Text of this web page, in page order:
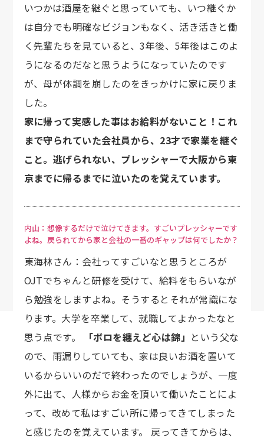
いつかは酒屋を継ぐと思っていても、いつ継ぐか
は自分でも明確なビジョンもなく、活き活きと働
く先輩たちを見ていると、3年後、5年後はこのよ
うになるのだなと思うようになっていたのです
が、母が体調を崩したのをきっかけに家に戻りま
した。
家に帰って実感した事はお給料がないこと！これ
まで守られていた会社員から、23才で家業を継ぐ
こと。逃げられない、プレッシャーで大阪から東
京までに帰るまでに泣いたのを覚えています。
内山：想像するだけで泣けてきます。すごいプレッシャーです
よね。戻られてから家と会社の一番のギャップは何でしたか？
東海林さん：会社ってすごいなと思うところが
OJTでちゃんと研修を受けて、給料をもらいなが
ら勉強をしますよね。そうするとそれが常識にな
ります。大学を卒業して、就職してよかったなと
思う点です。
「ボロを纏えど心は錦」 という父な
ので、雨漏りしていても、家は良いお酒を置いて
いるからいいのだで終わったのでしょうが、一度
外に出て、人様からお金を頂いて働いたことによ
って、改めて私はすごい所に帰ってきてしまった
と感じたのを覚えています。 戻ってきてからは、